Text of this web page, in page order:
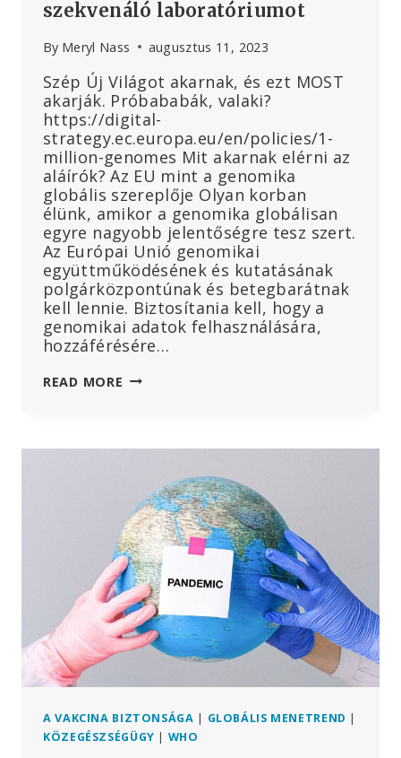
szekvenáló laboratóriumot
By Meryl Nass augusztus 11, 2023
Szép Új Világot akarnak, és ezt MOST
akarják. Próbababák, valaki?
https://digital-
strategy.ec.europa.eu/en/policies/1-
million-genomes Mit akarnak elérni az
aláírók? Az EU mint a genomika
globális szereplője Olyan korban
élünk, amikor a genomika globálisan
egyre nagyobb jelentőségre tesz szert.
Az Európai Unió genomikai
együttműködésének és kutatásának
polgárközpontúnak és betegbarátnak
kell lennie. Biztosítania kell, hogy a
genomikai adatok felhasználására,
hozzáférésére…
READ MORE A
2018-
BAN
INDÍTOTT
1
MILLIÓ
GENOM
PROJEKT
KERETÉBEN.
WHO,
HOGY
A VAKCINA BIZTONSÁGA | GLOBÁLIS MENETREND |
KÖZEGÉSZSÉGÜGY | WHO